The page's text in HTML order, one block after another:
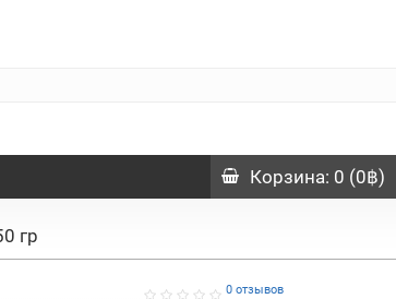
Корзина: 0 (0฿)
гр
0 отзывов